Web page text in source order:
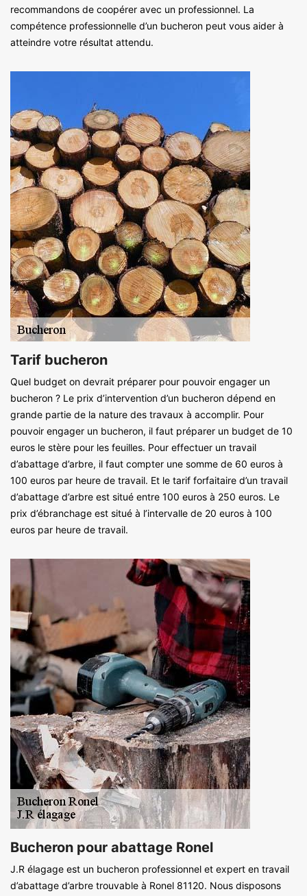
recommandons de coopérer avec un professionnel. La
compétence professionnelle d’un bucheron peut vous aider à
atteindre votre résultat attendu.
Tarif bucheron
Quel budget on devrait préparer pour pouvoir engager un
bucheron ? Le prix d’intervention d’un bucheron dépend en
grande partie de la nature des travaux à accomplir. Pour
pouvoir engager un bucheron, il faut préparer un budget de 10
euros le stère pour les feuilles. Pour effectuer un travail
d’abattage d’arbre, il faut compter une somme de 60 euros à
100 euros par heure de travail. Et le tarif forfaitaire d’un travail
d’abattage d’arbre est situé entre 100 euros à 250 euros. Le
prix d’ébranchage est situé à l’intervalle de 20 euros à 100
euros par heure de travail.
Bucheron pour abattage Ronel
J.R élagage est un bucheron professionnel et expert en travail
d’abattage d’arbre trouvable à Ronel 81120. Nous disposons